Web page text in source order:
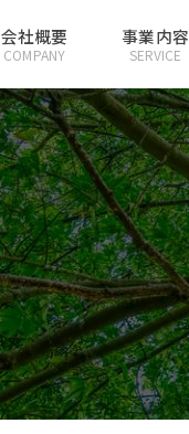
会社概要
COMPANY
事業内容
SERVICE